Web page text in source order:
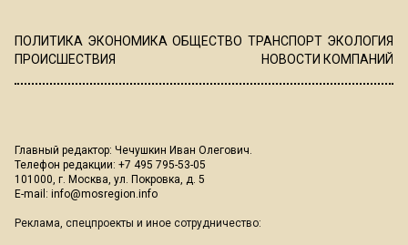
ПОЛИТИКА ЭКОНОМИКА ОБЩЕСТВО ТРАНСПОРТ ЭКОЛОГИЯ
ПРОИСШЕСТВИЯ
НОВОСТИ КОМПАНИЙ
Главный редактор: Чечушкин Иван Олегович.
Телефон редакции: +7 495 795-53-05
101000, г. Москва, ул. Покровка, д. 5
E-mail: info@mosregion.info
Реклама, спецпроекты и иное сотрудничество: